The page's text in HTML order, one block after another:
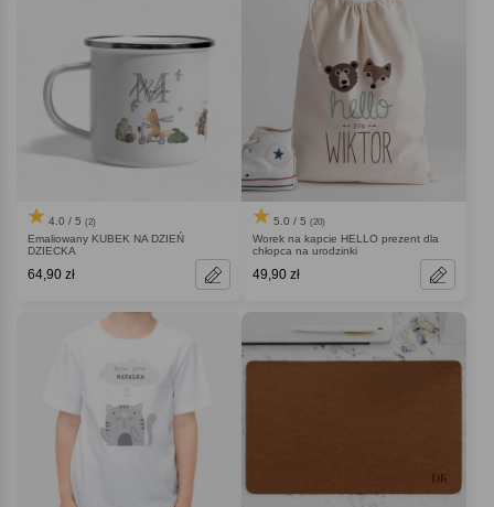
4.0 / 5 (2)
Emaliowany KUBEK NA DZIEŃ
DZIECKA
64,90 zł
5.0 / 5 (20)
Worek na kapcie HELLO prezent dla
chłopca na urodzinki
49,90 zł